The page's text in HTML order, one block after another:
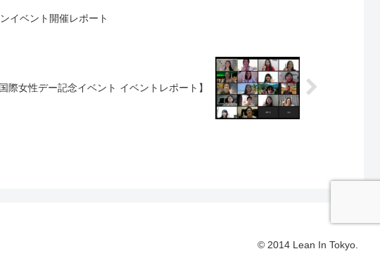
イベント開催レポート
際女性デー記念イベント イベントレポート】
© 2014 Lean In Tokyo.